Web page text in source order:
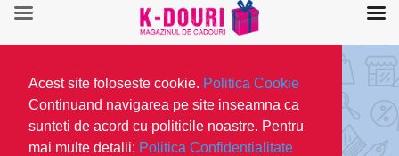
Acest site foloseste cookie. Politica Cookie
Continuand navigarea pe site inseamna ca
sunteti de acord cu politicile noastre. Pentru
mai multe detalii: Politica Confidentialitate